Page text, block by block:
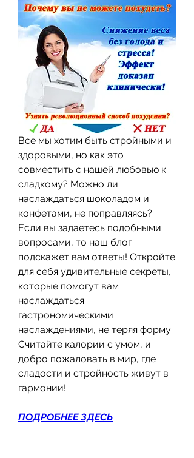
Все мы хотим быть стройными и
здоровыми, но как это
совместить с нашей любовью к
сладкому? Можно ли
наслаждаться шоколадом и
конфетами, не поправляясь?
Если вы задаетесь подобными
вопросами, то наш блог
подскажет вам ответы! Откройте
для себя удивительные секреты,
которые помогут вам
наслаждаться
гастрономическими
наслаждениями, не теряя форму.
Считайте калории с умом, и
добро пожаловать в мир, где
сладости и стройность живут в
гармонии!
ПОДРОБНЕЕ ЗДЕСЬ